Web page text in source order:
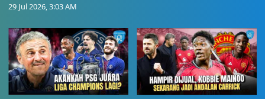
29 Jul 2026, 3:03 AM